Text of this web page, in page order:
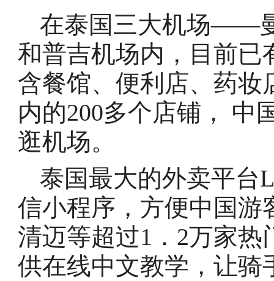
在泰国三大机场——
和普吉机场内，目前已
含餐馆、便利店、药妆
内的200多个店铺， 中
逛机场。
泰国最大的外卖平台
信小程序，方便中国游
清迈等超过1．2万家
供在线中文教学，让骑